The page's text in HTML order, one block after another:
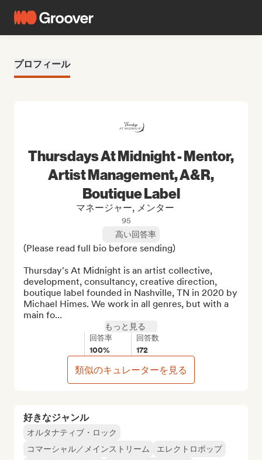
プロフィール
好きなジャンル
オルタナティブ・ロック
コマーシャル／メインストリーム
エレクトロポップ
Thursdays At Midnight - Mentor,
Artist Management, A&R,
Boutique Label
マネージャー, メンター
95
高い回答率
(Please read full bio before sending)
Thursday's At Midnight is an artist collective,
development, consultancy, creative direction,
boutique label founded in Nashville, TN in 2020 by
Michael Himes. We work in all genres, but with a
main fo...
もっと見る
回答率
100%
回答数
172
類似のキュレーターを見る